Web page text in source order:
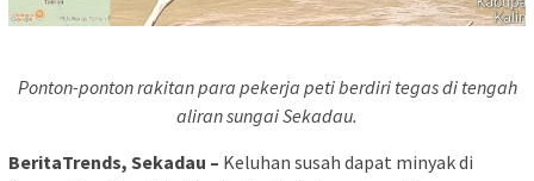
Ponton-ponton rakitan para pekerja peti berdiri tegas di tengah
aliran sungai Sekadau.
BeritaTrends, Sekadau – Keluhan susah dapat minyak di